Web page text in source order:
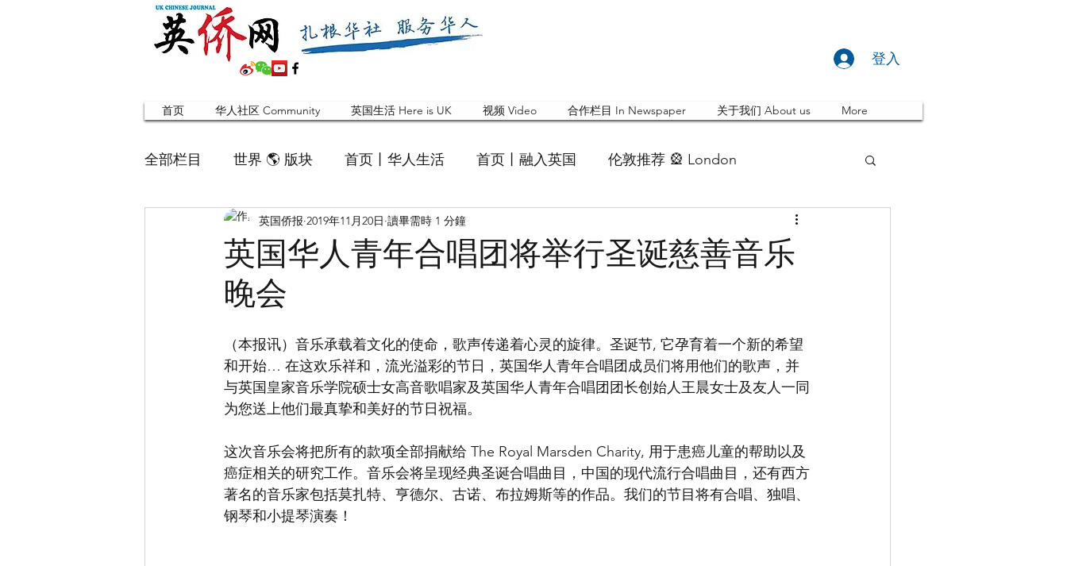
登入
首页 华人社区 Community 英国生活 Here is UK 视频 Video 合作栏目 In Newspaper 关于我们 About us More
全部栏目 世界 🌎 版块 首页丨华人生活 首页丨融入英国 伦敦推荐 🎡 London
英国脱宅指南 Time out 英国快乐肥宅指南 Cola
寻找组织 Friends
合作栏目 留学生 英国白金汉大学中国校友会
英国华人青年合唱团将举行圣诞慈善音乐
晚会
英国侨报 2019年11月20日 讀畢需時 1 分鐘
（本报讯）音乐承载着文化的使命，歌声传递着心灵的旋律。圣诞节, 它孕育着一个新的希望
和开始… 在这欢乐祥和，流光溢彩的节日，英国华人青年合唱团成员们将用他们的歌声，并
与英国皇家音乐学院硕士女高音歌唱家及英国华人青年合唱团团长创始人王晨女士及友人一同
为您送上他们最真挚和美好的节日祝福。
这次音乐会将把所有的款项全部捐献给 The Royal Marsden Charity, 用于患癌儿童的帮助以及
癌症相关的研究工作。音乐会将呈现经典圣诞合唱曲目，中国的现代流行合唱曲目，还有西方
著名的音乐家包括莫扎特、亨德尔、古诺、布拉姆斯等的作品。我们的节目将有合唱、独唱、
钢琴和小提琴演奏！